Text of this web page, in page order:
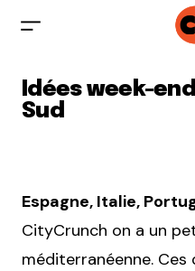
Idées week-
Sud
Espagne, Italie,
CityCrunch on a un
méditerranéenne.